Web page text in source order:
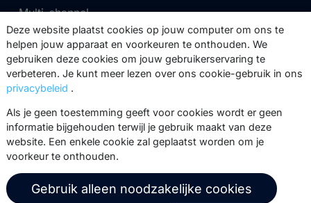
Multi-channel
Tarieven
Marketing Suite tarieven
MailerQ tarieven
Support
Partnernetwerk
Trainingen
Stuur een ticket
Over ons Copernica BV
Deze website plaatst cookies op jouw computer om ons te
helpen jouw apparaat en voorkeuren te onthouden. We
gebruiken deze cookies om jouw gebruikerservaring te
verbeteren. Je kunt meer lezen over ons cookie-gebruik in ons
privacybeleid .
Als je geen toestemming geeft voor cookies wordt er geen
informatie bijgehouden terwijl je gebruik maakt van deze
website. Een enkele cookie zal geplaatst worden om je
voorkeur te onthouden.
Gebruik alleen noodzakelijke cookies